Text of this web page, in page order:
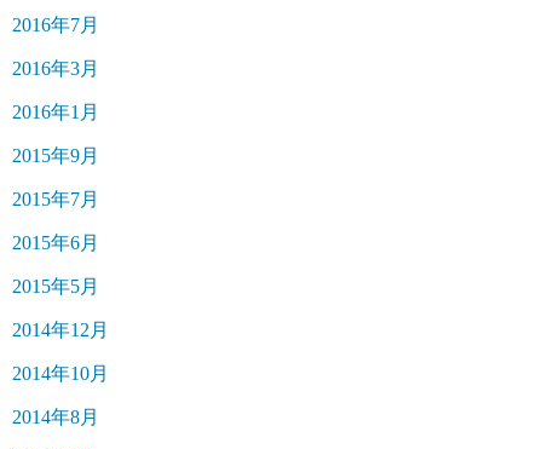
2016年7月
2016年3月
2016年1月
2015年9月
2015年7月
2015年6月
2015年5月
2014年12月
2014年10月
2014年8月